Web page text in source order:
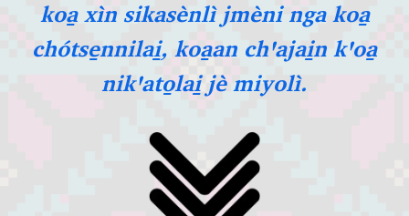
koa̱ xìn sikasènlì jmèni nga koa̱
chótse̱nnilai̱, koa̱an chꞌajai̱n kꞌoa̱
nikꞌato̱lai̱ jè miyolì.